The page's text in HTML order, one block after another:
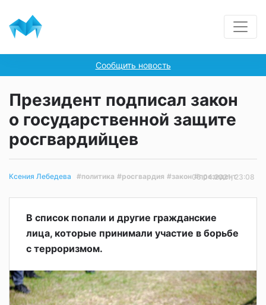
Сообщить новость
Президент подписал закон
о государственной защите
росгвардийцев
Ксения Лебедева #политика #росгвардия #закон #президент
06.04.2021, 23:08
В список попали и другие гражданские
лица, которые принимали участие в борьбе
с терроризмом.